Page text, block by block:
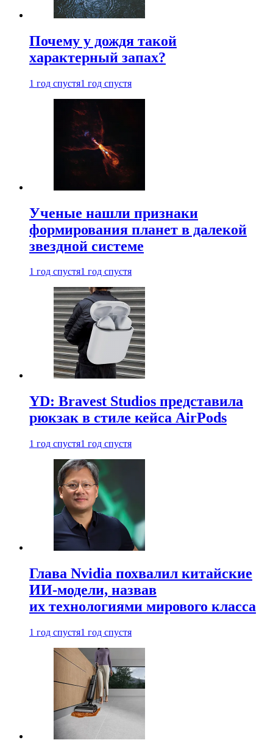
Почему у дождя такой
характерный запах?
1 год спустя1 год спустя
Ученые нашли признаки
формирования планет в далекой
звездной системе
1 год спустя1 год спустя
YD: Bravest Studios представила
рюкзак в стиле кейса AirPods
1 год спустя1 год спустя
Глава Nvidia похвалил китайские
ИИ-модели, назвав
их технологиями мирового класса
1 год спустя1 год спустя